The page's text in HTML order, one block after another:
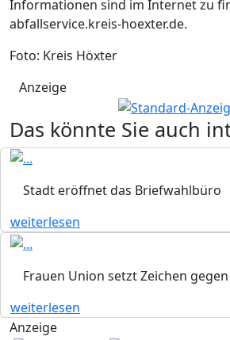
Informationen sind im Internet zu
abfallservice.kreis-hoexter.de.
Foto: Kreis Höxter
Anzeige
Das könnte Sie auch
Stadt eröffnet das Briefwahlbüro
weiterlesen
Frauen Union setzt Zeichen
weiterlesen
Anzeige